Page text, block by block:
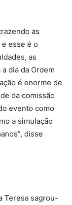
as
esse é o
as
dia da Ordem
é enorme de
da comissão
evento como
a simulação
disse
Teresa sagrou-